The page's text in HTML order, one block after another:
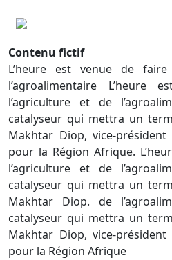
Contenu fictif
L’heure est venue de
l’agroalimentaire
l’agriculture et de
catalyseur qui mettra un
Makhtar Diop, vice-
pour la Région Afrique.
l’agriculture et de
catalyseur qui mettra un
Makhtar Diop. de
catalyseur qui mettra un
Makhtar Diop, vice-
pour la Région Afrique